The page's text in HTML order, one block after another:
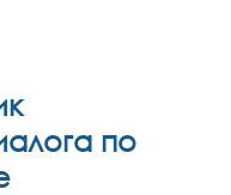
по